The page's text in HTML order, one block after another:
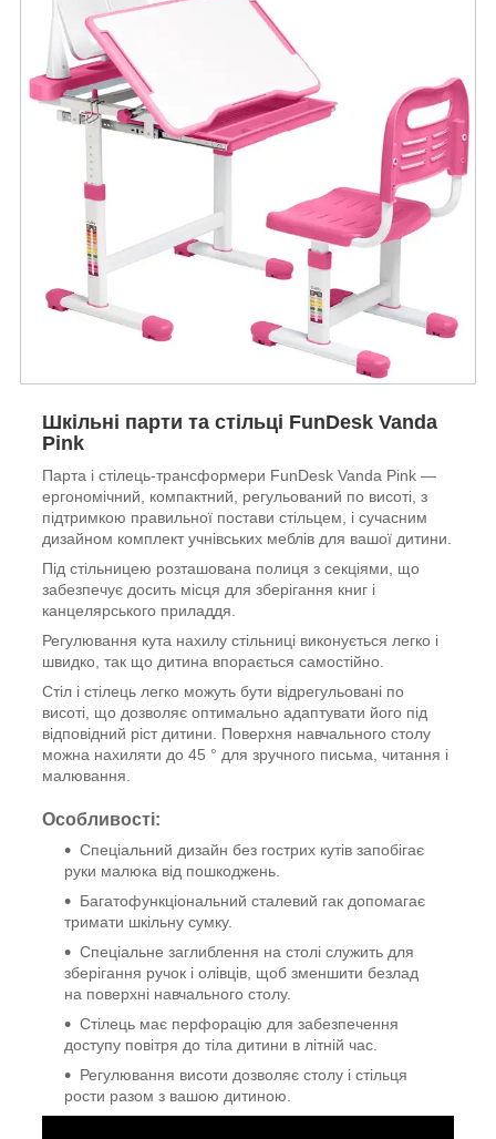
Шкільні парти та стільці FunDesk Vanda
Pink
Парта і стілець-трансформери FunDesk Vanda Pink ―
ергономічний, компактний, регульований по висоті, з
підтримкою правильної постави стільцем, і сучасним
дизайном комплект учнівських меблів для вашої дитини.
Під стільницею розташована полиця з секціями, що
забезпечує досить місця для зберігання книг і
канцелярського приладдя.
Регулювання кута нахилу стільниці виконується легко і
швидко, так що дитина впорається самостійно.
Стіл і стілець легко можуть бути відрегульовані по
висоті, що дозволяє оптимально адаптувати його під
відповідний ріст дитини. Поверхня навчального столу
можна нахиляти до 45 ° для зручного письма, читання і
малювання.
Особливості:
Спеціальний дизайн без гострих кутів запобігає
руки малюка від пошкоджень.
Багатофункціональний сталевий гак допомагає
тримати шкільну сумку.
Спеціальне заглиблення на столі служить для
зберігання ручок і олівців, щоб зменшити безлад
на поверхні навчального столу.
Стілець має перфорацію для забезпечення
доступу повітря до тіла дитини в літній час.
Регулювання висоти дозволяє столу і стільця
рости разом з вашою дитиною.